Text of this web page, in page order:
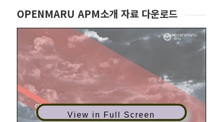
OPENMARU APM소개 자료 다운로드
View in Full Screen